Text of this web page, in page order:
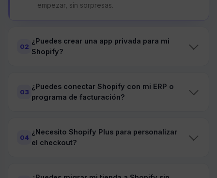
empezar, sin sorpresas.
02
¿Puedes crear una app privada para mi
Shopify?
03
¿Puedes conectar Shopify con mi ERP o
programa de facturación?
04
¿Necesito Shopify Plus para personalizar
el checkout?